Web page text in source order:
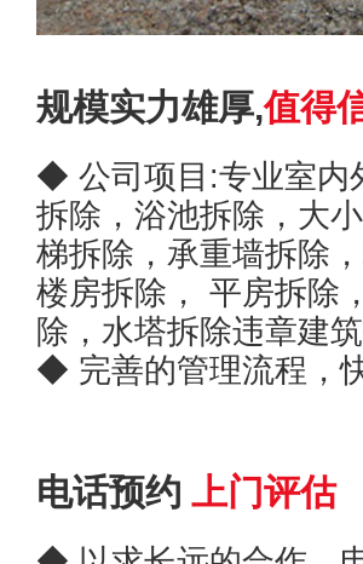
规模实力雄厚,值得
◆ 公司项目:专业室内
拆除，浴池拆除，大
梯拆除，承重墙拆除
楼房拆除， 平房拆除
除，水塔拆除违章建
◆ 完善的管理流程，
电话预约 上门评估